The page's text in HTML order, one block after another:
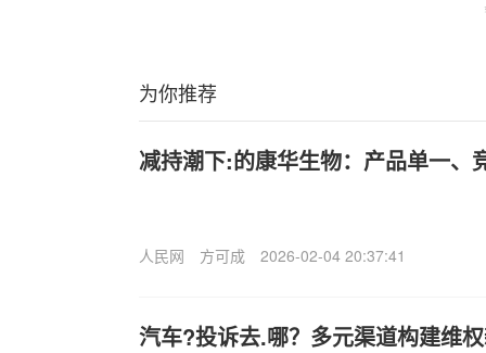
为你推荐
减持潮下:的康华生物：产品单一、
人民网 方可成 2026-02-04 20:37:41
汽车?投诉去.哪？多元渠道构建维